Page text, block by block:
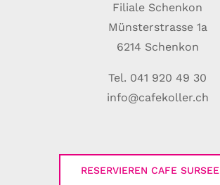
Filiale Schenkon
Münsterstrasse 1a
6214 Schenkon
Tel. 041 920 49 30
info@cafekoller.ch
RESERVIEREN CAFE SURSEE